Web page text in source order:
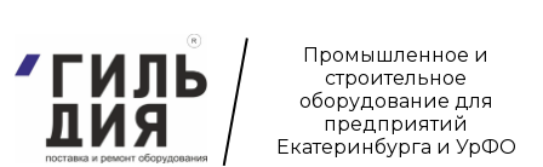
Промышленное и
строительное
оборудование для
предприятий
Екатеринбурга и УрФО